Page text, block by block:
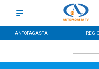
ANTOFAGASTA